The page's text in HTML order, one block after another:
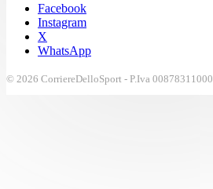
Facebook
Instagram
X
WhatsApp
© 2026 CorriereDelloSport - P.Iva 00878311000